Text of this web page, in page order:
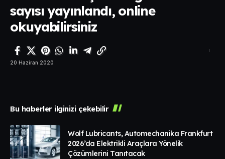
sayısı yayınlandı, online
okuyabilirsiniz
20 Haziran 2020
Bu haberler ilginizi çekebilir
Wolf Lubricants, Automechanika Frankfurt
2026’da Elektrikli Araçlara Yönelik
Çözümlerini Tanıtacak